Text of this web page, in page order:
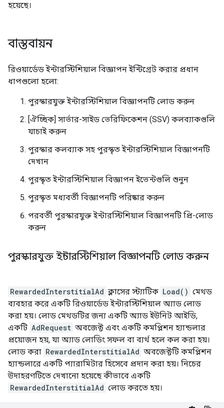
হয়েছে।
বাস্তবায়ন
রিওয়ার্ডেড ইন্টারস্টিশিয়াল বিজ্ঞাপন ইন্টিগ্রেট করার প্রধান
ধাপগুলো হলো:
পুরস্কারযুক্ত ইন্টারস্টিশিয়াল বিজ্ঞাপনটি লোড করুন
[ঐচ্ছিক] সার্ভার-সাইড ভেরিফিকেশন (SSV) কলব্যাকগুলি
যাচাই করুন
পুরস্কার কলব্যাক সহ পুরস্কৃত ইন্টারস্টিশিয়াল বিজ্ঞাপনটি
দেখান
পুরস্কৃত ইন্টারস্টিশিয়াল বিজ্ঞাপন ইভেন্টগুলি শুনুন
পুরস্কৃত মধ্যবর্তী বিজ্ঞাপনটি পরিষ্কার করুন
পরবর্তী পুরস্কারযুক্ত ইন্টারস্টিশিয়াল বিজ্ঞাপনটি প্রি-লোড
করুন
পুরস্কারযুক্ত ইন্টারস্টিশিয়াল বিজ্ঞাপনটি লোড করুন
RewardedInterstitialAd ক্লাসের স্ট্যাটিক Load() মেথড
ব্যবহার করে একটি রিওয়ার্ডেড ইন্টারস্টিশিয়াল অ্যাড লোড
করা হয়। লোড মেথডটির জন্য একটি অ্যাড ইউনিট আইডি,
একটি AdRequest অবজেক্ট এবং একটি কমপ্লিশন হ্যান্ডলার
প্রয়োজন হয়, যা অ্যাড লোডিং সফল বা ব্যর্থ হলে কল করা হয়।
লোড করা RewardedInterstitialAd অবজেক্টটি কমপ্লিশন
হ্যান্ডলারে একটি প্যারামিটার হিসেবে প্রদান করা হয়। নিচের
উদাহরণটিতে দেখানো হয়েছে কীভাবে একটি
RewardedInterstitialAd লোড করতে হয়।